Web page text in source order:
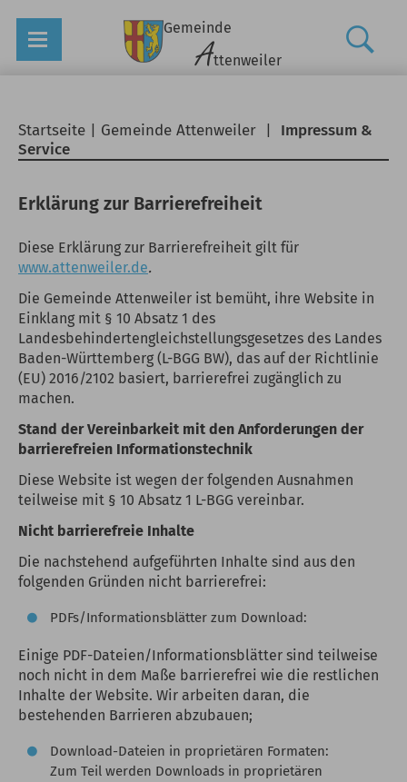
Gemeinde
Attenweiler
Startseite Gemeinde Attenweiler
Impressum &
Service
Erklärung zur Barrierefreiheit
Diese Erklärung zur Barrierefreiheit gilt für
www.attenweiler.de.
Die Gemeinde Attenweiler ist bemüht, ihre Website in
Einklang mit § 10 Absatz 1 des
Landesbehindertengleichstellungsgesetzes des Landes
Baden-Württemberg (L-BGG BW), das auf der Richtlinie
(EU) 2016/2102 basiert, barrierefrei zugänglich zu
machen.
Stand der Vereinbarkeit mit den Anforderungen der
barrierefreien Informationstechnik
Diese Website ist wegen der folgenden Ausnahmen
teilweise mit § 10 Absatz 1 L-BGG vereinbar.
Nicht barrierefreie Inhalte
Die nachstehend aufgeführten Inhalte sind aus den
folgenden Gründen nicht barrierefrei:
PDFs/Informationsblätter zum Download:
Einige PDF-Dateien/Informationsblätter sind teilweise
noch nicht in dem Maße barrierefrei wie die restlichen
Inhalte der Website. Wir arbeiten daran, die
bestehenden Barrieren abzubauen;
Download-Dateien in proprietären Formaten:
Zum Teil werden Downloads in proprietären